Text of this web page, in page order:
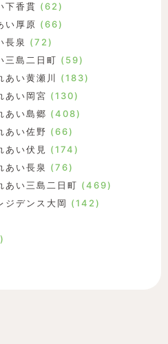
下香貫 (62)
い厚原 (66)
長泉 (72)
三島二日町 (59)
あい黄瀬川
(183)
あい岡宮 (130)
あい島郷 (408)
あい佐野 (66)
あい伏見 (174)
あい長泉 (76)
あい三島二日町 (469)
ジデンス大岡 (142)